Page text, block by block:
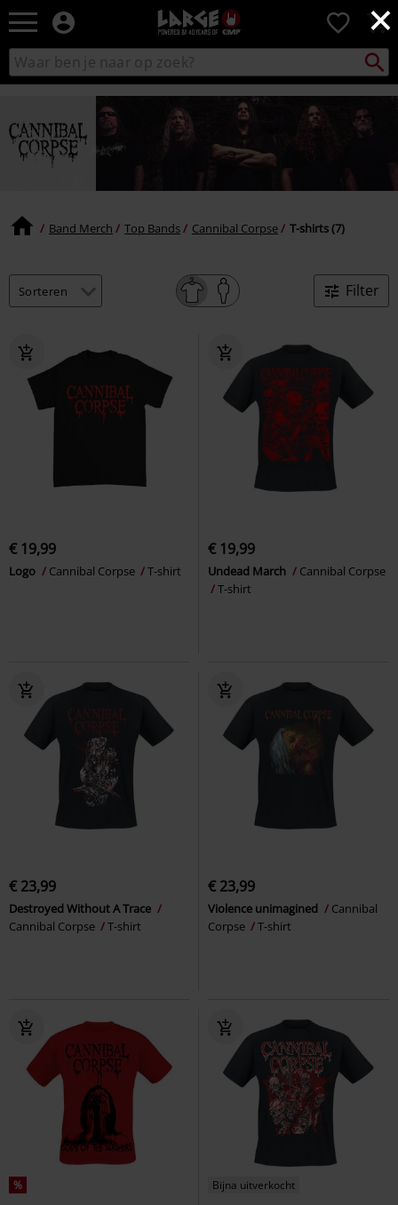
×
Large
–
Muziek-,
en
gaming-
alternatieve
kleding
0
Zoek
in
zoeken
Band Merch Top Bands Cannibal Corpse T-shirts (7)
Filter
€ 19,99
Logo Cannibal Corpse T-shirt
€ 19,99
Undead March
Cannibal Corpse
T-shirt
€ 23,99
Destroyed Without A Trace
Cannibal Corpse
T-shirt
€ 23,99
Violence unimagined
Cannibal
Corpse
T-shirt
% Bijna uitverkocht